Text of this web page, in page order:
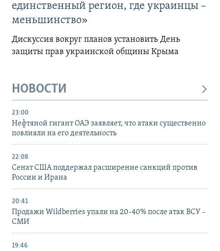
единственный регион, где украинцы –
меньшинство»
Дискуссия вокруг планов установить День
защиты прав украинской общины Крыма
НОВОСТИ
23:00
Нефтяной гигант ОАЭ заявляет, что атаки существенно
повлияли на его деятельность
22:08
Сенат США поддержал расширение санкций против
России и Ирана
20:41
Продажи Wildberries упали на 20-40% после атак ВСУ –
СМИ
19:46